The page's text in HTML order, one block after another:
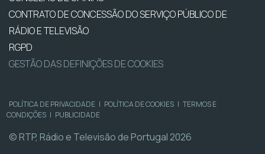
CONTRATO DE CONCESSÃO DO SERVIÇO PÚBLICO DE
RÁDIO E TELEVISÃO
RGPD
GESTÃO DAS DEFINIÇÕES DE COOKIES
POLÍTICA DE PRIVACIDADE | POLÍTICA DE COOKIES | TERMOS E
CONDIÇÕES | PUBLICIDADE
© RTP, Rádio e Televisão de Portugal 2026